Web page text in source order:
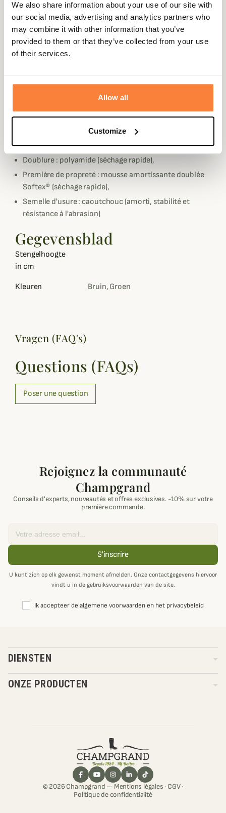
We also share information about your use of our site with
our social media, advertising and analytics partners who
may combine it with other information that you’ve
provided to them or that they’ve collected from your use
of their services.
Allow all
Customize
Beschrijving
La botte Benyl de la marque Aigle est une botte de chasse
à la fois légère et confortable grâce à sa doublure en
Softex®.La botte Benyl dispose également d'une patte de
Botte caoutchouc confectionné à la main par nos maîtres
caoutchoutiers en France.
Caractéristiques:
Tige : caoutchouc naturel majoritaire Gomma Plus®
(confort, résistance, souplesse),
Doublure : polyamide (séchage rapide),
Première de propreté : mousse amortissante doublée
Softex® (séchage rapide),
Semelle d'usure : caoutchouc (amorti, stabilité et
résistance à l'abrasion)
Gegevensblad
Stengelhoogte
in cm
Kleuren Bruin, Groen
Vragen (FAQ's)
Questions (FAQs)
Poser une question
Rejoignez la communauté
Champgrand
Conseils d'experts, nouveautés et offres exclusives. -10% sur votre
première commande.
S'inscrire
U kunt zich op elk gewenst moment afmelden. Onze contactgegevens hiervoor
vindt u in de gebruiksvoorwaarden van de site.
Ik accepteer de algemene voorwaarden en het privacybeleid
DIENSTEN
ONZE PRODUCTEN
© 2026 Champgrand — Mentions légales ·CGV·
Politique de confidentialité